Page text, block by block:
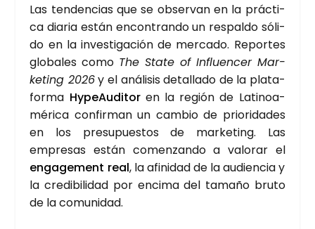
Las ten­den­cias que se obser­van en la prác­ti­
ca dia­ria están encon­tran­do un res­pal­do sóli­
do en la inves­ti­ga­ción de mer­ca­do. Repor­tes
glo­ba­les como The Sta­te of Influen­cer Mar­
ke­ting 2026y el aná­li­sis deta­lla­do de la pla­ta­
for­ma HypeAu­di­toren la región de Lati­noa­
mé­ri­ca con­fir­man un cam­bio de prio­ri­da­des
en los pre­su­pues­tos de mar­ke­ting. Las
empre­sas están comen­zan­do a valo­rar el
enga­ge­ment real, la afi­ni­dad de la audien­cia y
la cre­di­bi­li­dad por enci­ma del tama­ño bru­to
de la comu­ni­dad.